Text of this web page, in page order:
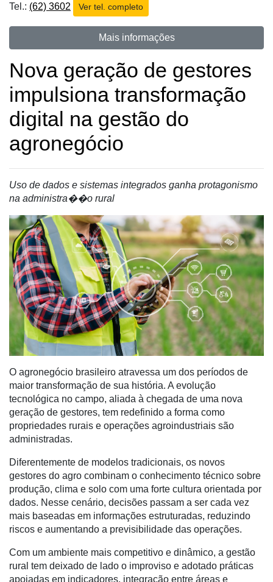
Notícias
Destaque
Mercado
Cadeira
Artigos
Agenda
Agricultura
Precisão
Automação
e
Robótica
Conectividade
Dados
Análise
E-
Commerce
Informatização
da
Agricultura
Vertical
Software
Empresarial
Tecnologia
para
Recursos
Membros
Tel.: (62) 3602 Ver tel. completo
Mais informações
Nova geração de gestores
impulsiona transformação
digital na gestão do
agronegócio
Uso de dados e sistemas integrados ganha protagonismo
na administra��o rural
O agronegócio brasileiro atravessa um dos períodos de
maior transformação de sua história. A evolução
tecnológica no campo, aliada à chegada de uma nova
geração de gestores, tem redefinido a forma como
propriedades rurais e operações agroindustriais são
administradas.
Diferentemente de modelos tradicionais, os novos
gestores do agro combinam o conhecimento técnico sobre
produção, clima e solo com uma forte cultura orientada por
dados. Nesse cenário, decisões passam a ser cada vez
mais baseadas em informações estruturadas, reduzindo
riscos e aumentando a previsibilidade das operações.
Com um ambiente mais competitivo e dinâmico, a gestão
rural tem deixado de lado o improviso e adotado práticas
apoiadas em indicadores, integração entre áreas e